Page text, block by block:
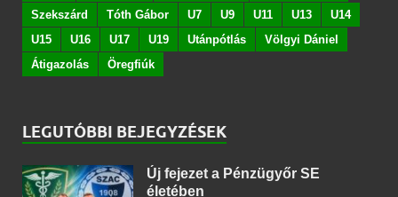
Szekszárd
Tóth Gábor U7 U9 U11 U13
U14
U15
U16 U17 U19 Utánpótlás
Völgyi Dániel
Átigazolás
Öregfiúk
LEGUTÓBBI BEJEGYZÉSEK
Új fejezet a Pénzügyőr SE
életében